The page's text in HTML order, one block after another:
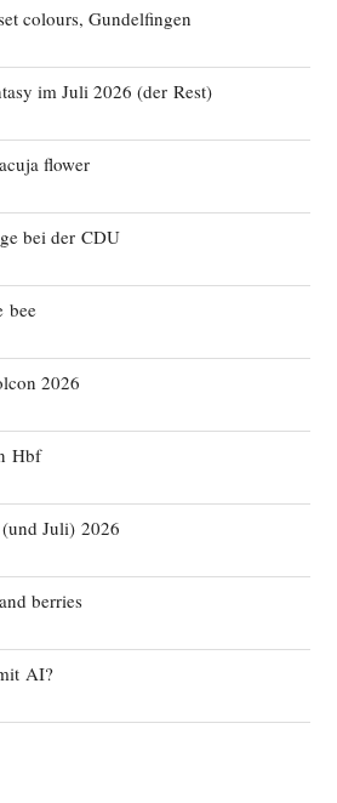
colours, Gundelfingen
im Juli 2026 (der Rest)
flower
bei der CDU
bee
2026
Hbf
Juli) 2026
berries
AI?